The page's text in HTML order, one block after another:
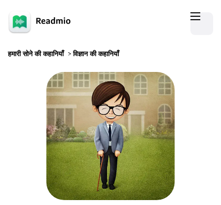
हमारी सोने की कहानियाँ > विज्ञान की कहानियाँ